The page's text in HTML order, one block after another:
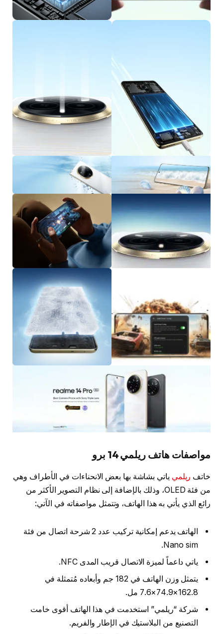
مواصفات هاتف ريلمي 14 برو
خاتف ريلمي ياتي بشاشة بها بعض الانحناءات في الأطراف وهي
من فئة OLED، وذلك بالإضافة إلى نظام التصوير الأكثر من
رائع الذي يأتي به هذا الهاتف، وتتمثل مواصفاته في الآتي:
الهاتف يدعم إمكانية تركيب عدد 2 شرحة اتصال من فئة
Nano sim.
ياتي داعماً لميزة الاتصال قريب المدى NFC.
يتمثل وزن الهاتف في 182 جم وأبعاده مُتمثلة في
162.8×74.9×7.6 مل.
شركة “ريلمي” استخدمت في هذا الهاتف أقوى خامت
التصنيع من البلاستيك في الإطار والفريم.